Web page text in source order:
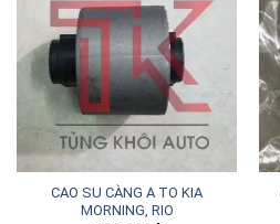
CAO SU CÀNG A TO KIA
MORNING, RIO